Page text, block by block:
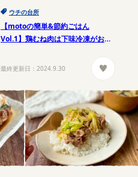
ウチの台所
【motoの簡単&節約ごはん
Vol.1】鶏むね肉は下味冷凍がおす
最終更新日： 2024.9.30